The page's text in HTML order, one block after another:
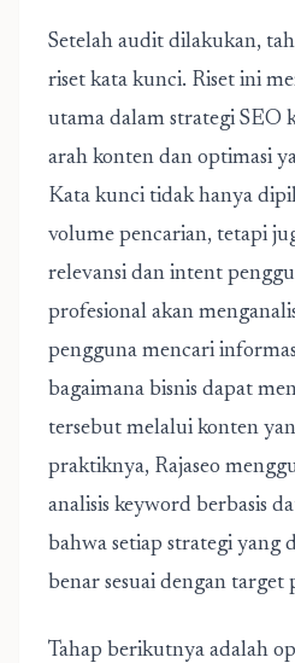
Setelah audit dilakukan,
riset kata kunci. Riset ini
utama dalam strategi SEO
arah konten dan optimasi
Kata kunci tidak hanya
volume pencarian, tetapi
relevansi dan intent
profesional akan
pengguna mencari
bagaimana bisnis dapat
tersebut melalui konten
praktiknya, Rajaseo
analisis keyword berbasis
bahwa setiap strategi yang
benar sesuai dengan target
Tahap berikutnya adalah